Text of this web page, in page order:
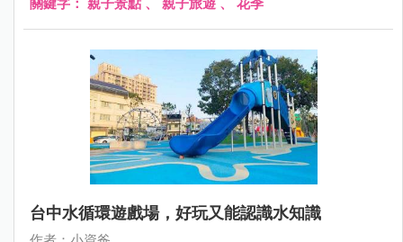
台中水循環遊戲場，好玩又能認識水知識